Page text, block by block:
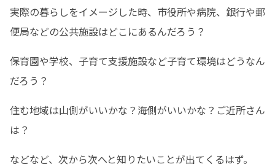
実際の暮らしをイメージした時、市役所や病院、銀行や郵
便局などの公共施設はどこにあるんだろう？
保育園や学校、子育て支援施設など子育て環境はどうなん
だろう？
住む地域は山側がいいかな？海側がいいかな？ご近所さん
は？
などなど、次から次へと知りたいことが出てくるはず。